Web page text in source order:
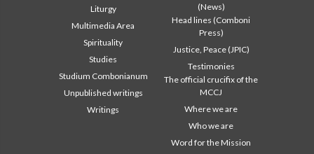
Liturgy
Multimedia Area
Spirituality
Studies
Studium Combonianum
Unpublished writings
Writings
(News)
Head lines (Comboni
Press)
Justice, Peace (JPIC)
Testimonies
The official crucifix of the
MCCJ
Where we are
Who we are
Word for the Mission